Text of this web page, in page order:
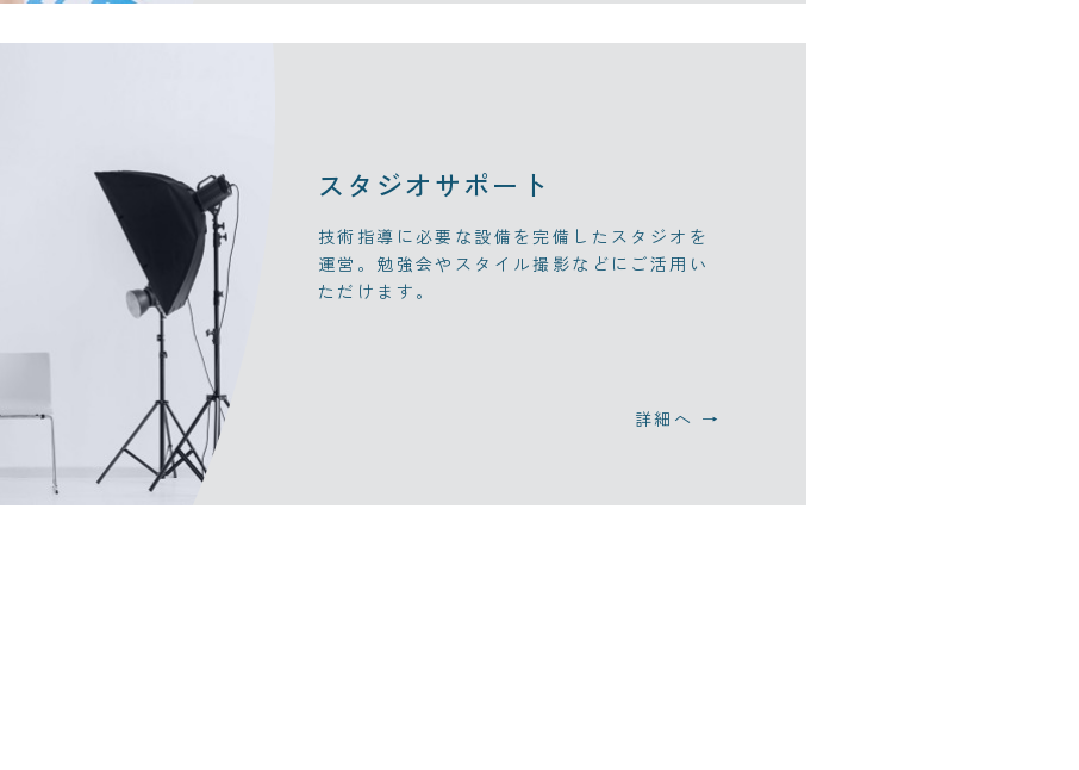
スタジオサポート
技術指導に必要な設備を完備したスタジオを
運営。勉強会やスタイル撮影などにご活用い
ただけます。
詳細へ →